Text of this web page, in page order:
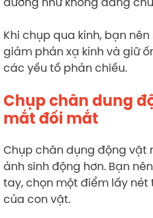
Khi chụp qua kính, bạn nên
giảm phản xạ kính và giữ
các yếu tố phản chiếu.
Chụp chân dung
mắt đối mắt
Chụp chân dụng động vật
ảnh sinh động hơn. Bạn
tay, chọn một điểm lấy
của con vật.